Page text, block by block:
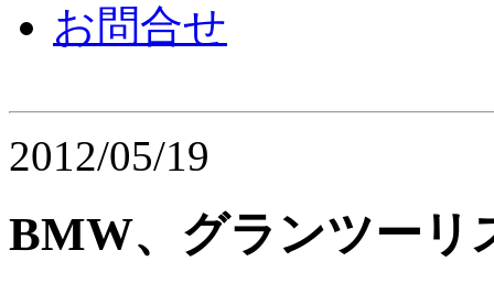
お問合せ
2012/05/19
BMW、グランツーリ